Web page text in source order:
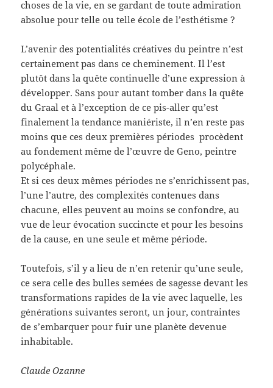
choses de la vie, en se gardant de toute admiration
absolue pour telle ou telle école de l’esthétisme ?
L’avenir des potentialités créatives du peintre n’est
certainement pas dans ce cheminement. Il l’est
plutôt dans la quête continuelle d’une expression à
développer. Sans pour autant tomber dans la quête
du Graal et à l’exception de ce pis-aller qu’est
finalement la tendance maniériste, il n’en reste pas
moins que ces deux premières périodes procèdent
au fondement même de l’œuvre de Geno, peintre
polycéphale.
Et si ces deux mêmes périodes ne s’enrichissent pas,
l’une l’autre, des complexités contenues dans
chacune, elles peuvent au moins se confondre, au
vue de leur évocation succincte et pour les besoins
de la cause, en une seule et même période.
Toutefois, s’il y a lieu de n’en retenir qu’une seule,
ce sera celle des bulles semées de sagesse devant les
transformations rapides de la vie avec laquelle, les
générations suivantes seront, un jour, contraintes
de s’embarquer pour fuir une planète devenue
inhabitable.
Claude Ozanne